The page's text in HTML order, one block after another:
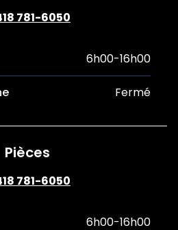
781-6050
6h00-16h00
Fermé
Pièces
781-6050
6h00-16h00